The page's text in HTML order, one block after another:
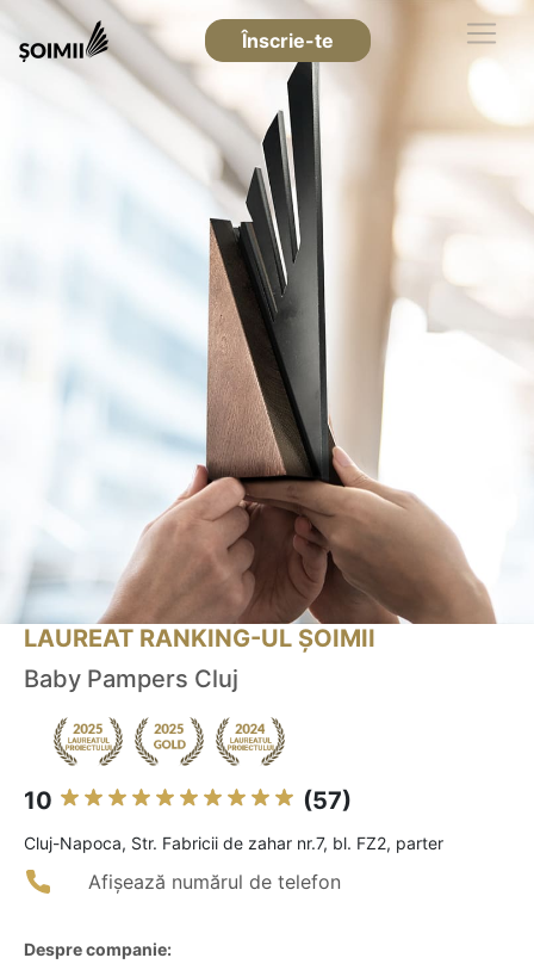
Înscrie-te
LAUREAT RANKING-UL ȘOIMII
Baby Pampers Cluj
10 (57)
Cluj-Napoca, Str. Fabricii de zahar nr.7, bl. FZ2, parter
Afișează numărul de telefon
Despre companie: